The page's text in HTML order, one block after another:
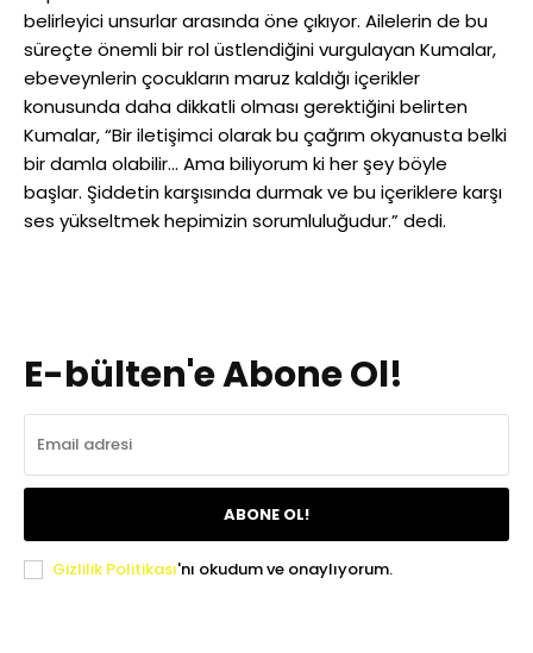
belirleyici unsurlar arasında öne çıkıyor. Ailelerin de bu
süreçte önemli bir rol üstlendiğini vurgulayan Kumalar,
ebeveynlerin çocukların maruz kaldığı içerikler
konusunda daha dikkatli olması gerektiğini belirten
Kumalar, “Bir iletişimci olarak bu çağrım okyanusta belki
bir damla olabilir… Ama biliyorum ki her şey böyle
başlar. Şiddetin karşısında durmak ve bu içeriklere karşı
ses yükseltmek hepimizin sorumluluğudur.” dedi.
E-bülten'e Abone Ol!
ABONE OL!
Gizlilik Politikası'nı okudum ve onaylıyorum.